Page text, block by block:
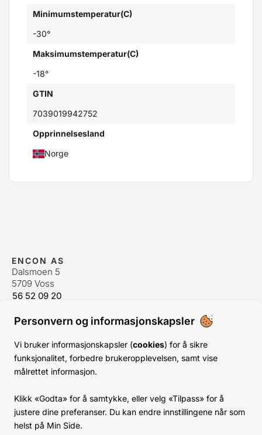
Personvern og informasjonskapsler
Vi bruker informasjonskapsler (cookies) for å sikre
funksjonalitet, forbedre brukeropplevelsen, samt vise
målrettet informasjon.
Klikk «Godta» for å samtykke, eller velg «Tilpass» for å
justere dine preferanser. Du kan endre innstillingene når som
helst på Min Side.
Minimumstemperatur(C)
-30°
Maksimumstemperatur(C)
-18°
GTIN
7039019942752
Opprinnelsesland
Norge
ENCON AS
Dalsmoen 5
5709 Voss
56 52 09 20
ÅPNINGSTIDER ORDREKONTOR
Man-Fre:08–16
Lør-Søn: Stengt
Helligdager: Stengt
KJØPSVILKÅR
BLI KUNDE